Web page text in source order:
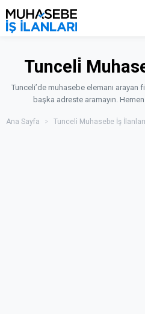
Tunceli̇
Tunceli’de muhasebe elemanı arayan
başka adreste aramayın.
Ana Sayfa > Tunceli̇ Muhasebe İş İlanları